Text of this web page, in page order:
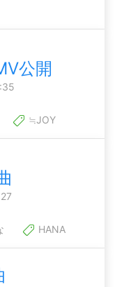
公開
≒JOY
HANA